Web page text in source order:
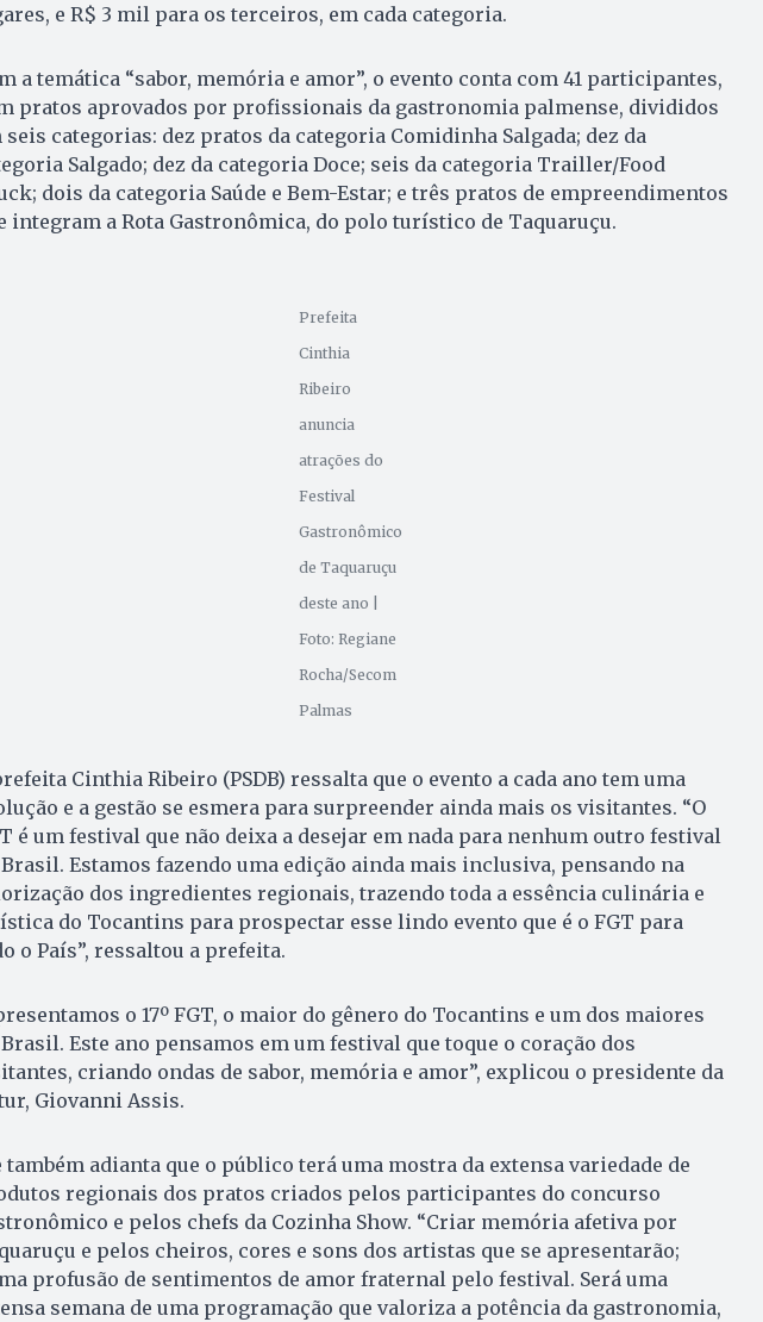
e R$ 3 mil para os terceiros, em cada categoria.
a temática “sabor, memória e amor”, o evento conta com 41 participantes,
pratos aprovados por profissionais da gastronomia palmense, divididos
seis categorias: dez pratos da categoria Comidinha Salgada; dez da
Salgado; dez da categoria Doce; seis da categoria Trailler/Food
dois da categoria Saúde e Bem-Estar; e três pratos de empreendimentos
integram a Rota Gastronômica, do polo turístico de Taquaruçu.
Prefeita
Cinthia
Ribeiro
anuncia
atrações do
Festival
Gastronômico
de Taquaruçu
deste ano |
Foto: Regiane
Rocha/Secom
Palmas
Cinthia Ribeiro (PSDB) ressalta que o evento a cada ano tem uma
e a gestão se esmera para surpreender ainda mais os visitantes. “O
é um festival que não deixa a desejar em nada para nenhum outro festival
Estamos fazendo uma edição ainda mais inclusiva, pensando na
dos ingredientes regionais, trazendo toda a essência culinária e
do Tocantins para prospectar esse lindo evento que é o FGT para
o País”, ressaltou a prefeita.
o 17º FGT, o maior do gênero do Tocantins e um dos maiores
Este ano pensamos em um festival que toque o coração dos
criando ondas de sabor, memória e amor”, explicou o presidente da
Giovanni Assis.
também adianta que o público terá uma mostra da extensa variedade de
regionais dos pratos criados pelos participantes do concurso
e pelos chefs da Cozinha Show. “Criar memória afetiva por
e pelos cheiros, cores e sons dos artistas que se apresentarão;
profusão de sentimentos de amor fraternal pelo festival. Será uma
semana de uma programação que valoriza a potência da gastronomia,